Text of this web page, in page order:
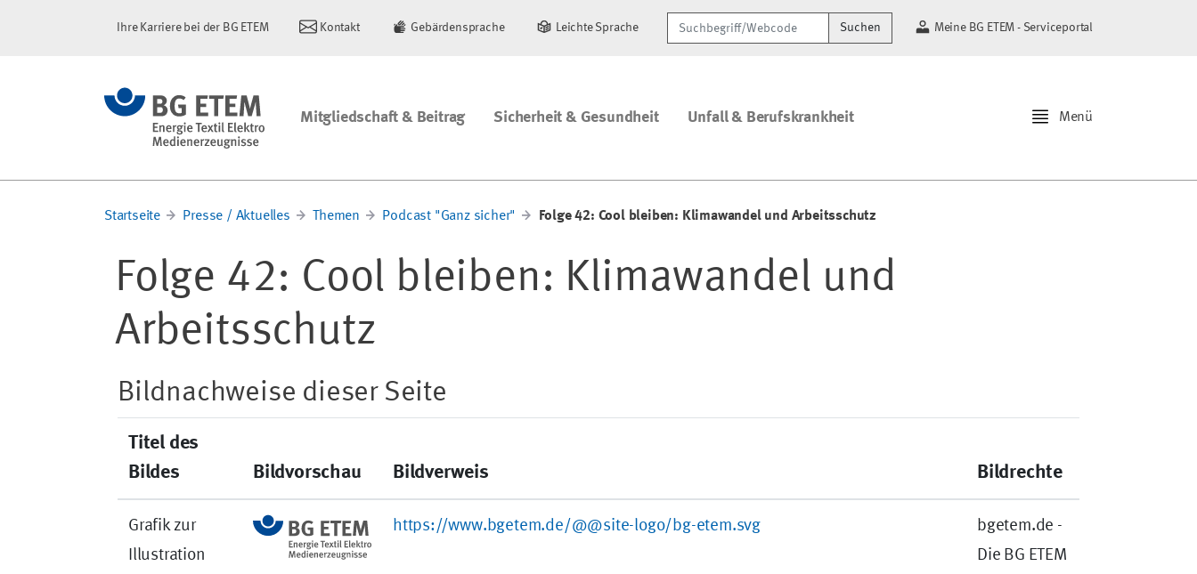
Ihre Karriere bei der BG ETEM Kontakt Gebärdensprache Leichte Sprache Suchbegriff/Webcode Suchen Meine BG ETEM - Serviceportal
Mitgliedschaft & Beitrag Sicherheit & Gesundheit Unfall & Berufskrankheit Menü
Startseite Presse / Aktuelles Themen Podcast "Ganz sicher" Folge 42: Cool bleiben: Klimawandel und Arbeitsschutz
Folge 42: Cool bleiben: Klimawandel und
Arbeitsschutz
Bildnachweise dieser Seite
Titel des
Bildes
Bildvorschau Bildverweis Bildrechte
Grafik zur
Illustration
https://www.bgetem.de/@@site-logo/bg-etem.svg
bgetem.de -
Die BG ETEM